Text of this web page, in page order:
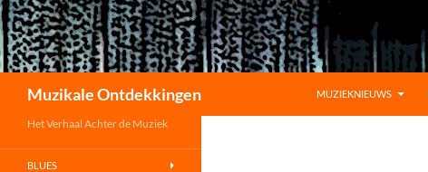
Muzikale Ontdekkingen
MUZIEKNIEUWS
Het Verhaal Achter de Muziek
BLUES